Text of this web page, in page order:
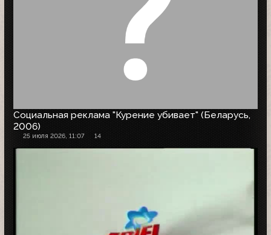
Социальная реклама "Курение убивает" (Беларусь,
2006)
25 июля 2026, 11:07 14